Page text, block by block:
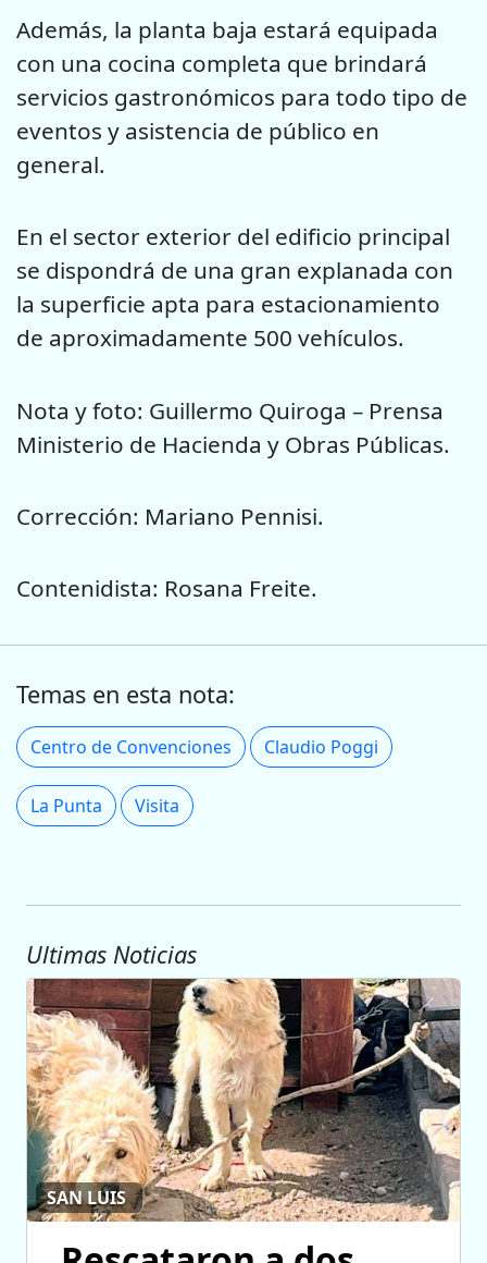
Además, la planta baja estará equipada
con una cocina completa que brindará
servicios gastronómicos para todo tipo de
eventos y asistencia de público en
general.
En el sector exterior del edificio principal
se dispondrá de una gran explanada con
la superficie apta para estacionamiento
de aproximadamente 500 vehículos.
Nota y foto: Guillermo Quiroga – Prensa
Ministerio de Hacienda y Obras Públicas.
Corrección: Mariano Pennisi.
Contenidista: Rosana Freite.
Temas en esta nota:
Centro de Convenciones Claudio Poggi
La Punta Visita
Ultimas Noticias
SAN LUIS